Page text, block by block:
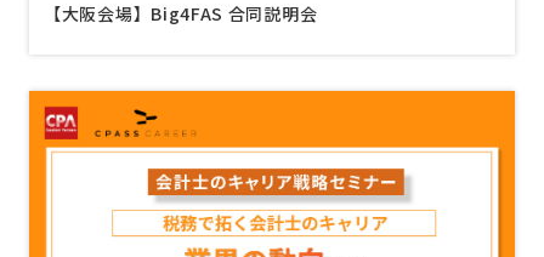
【大阪会場】Big4FAS 合同説明会